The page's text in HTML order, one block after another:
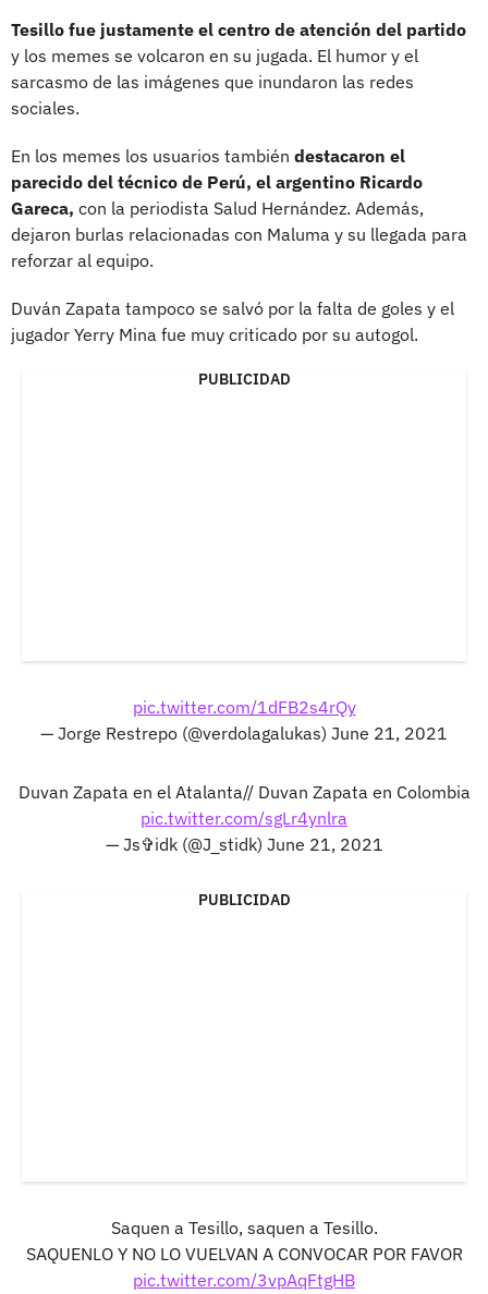
Tesillo fue justamente el centro de atención del partido
y los memes se volcaron en su jugada. El humor y el
sarcasmo de las imágenes que inundaron las redes
sociales.
En los memes los usuarios también destacaron el
parecido del técnico de Perú, el argentino Ricardo
Gareca, con la periodista Salud Hernández. Además,
dejaron burlas relacionadas con Maluma y su llegada para
reforzar al equipo.
Duván Zapata tampoco se salvó por la falta de goles y el
jugador Yerry Mina fue muy criticado por su autogol.
PUBLICIDAD
pic.twitter.com/1dFB2s4rQy
— Jorge Restrepo (@verdolagalukas) June 21, 2021
Duvan Zapata en el Atalanta// Duvan Zapata en Colombia
pic.twitter.com/sgLr4ynlra
— Js✞idk (@J_stidk) June 21, 2021
PUBLICIDAD
Saquen a Tesillo, saquen a Tesillo.
SAQUENLO Y NO LO VUELVAN A CONVOCAR POR FAVOR
pic.twitter.com/3vpAqFtgHB